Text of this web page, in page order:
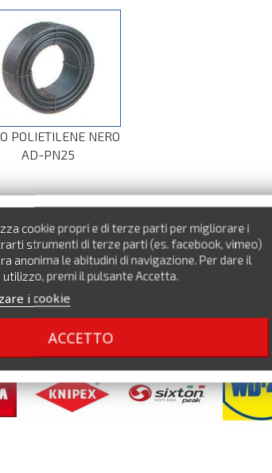
POLIETILENE NERO
AD-PN25
cookie propri e di terze parti per migliorare i
strumenti di terze parti (es. facebook, vimeo)
anonima le abitudini di navigazione. Per dare il
premi il pulsante Accetta.
i cookie
ACCETTO